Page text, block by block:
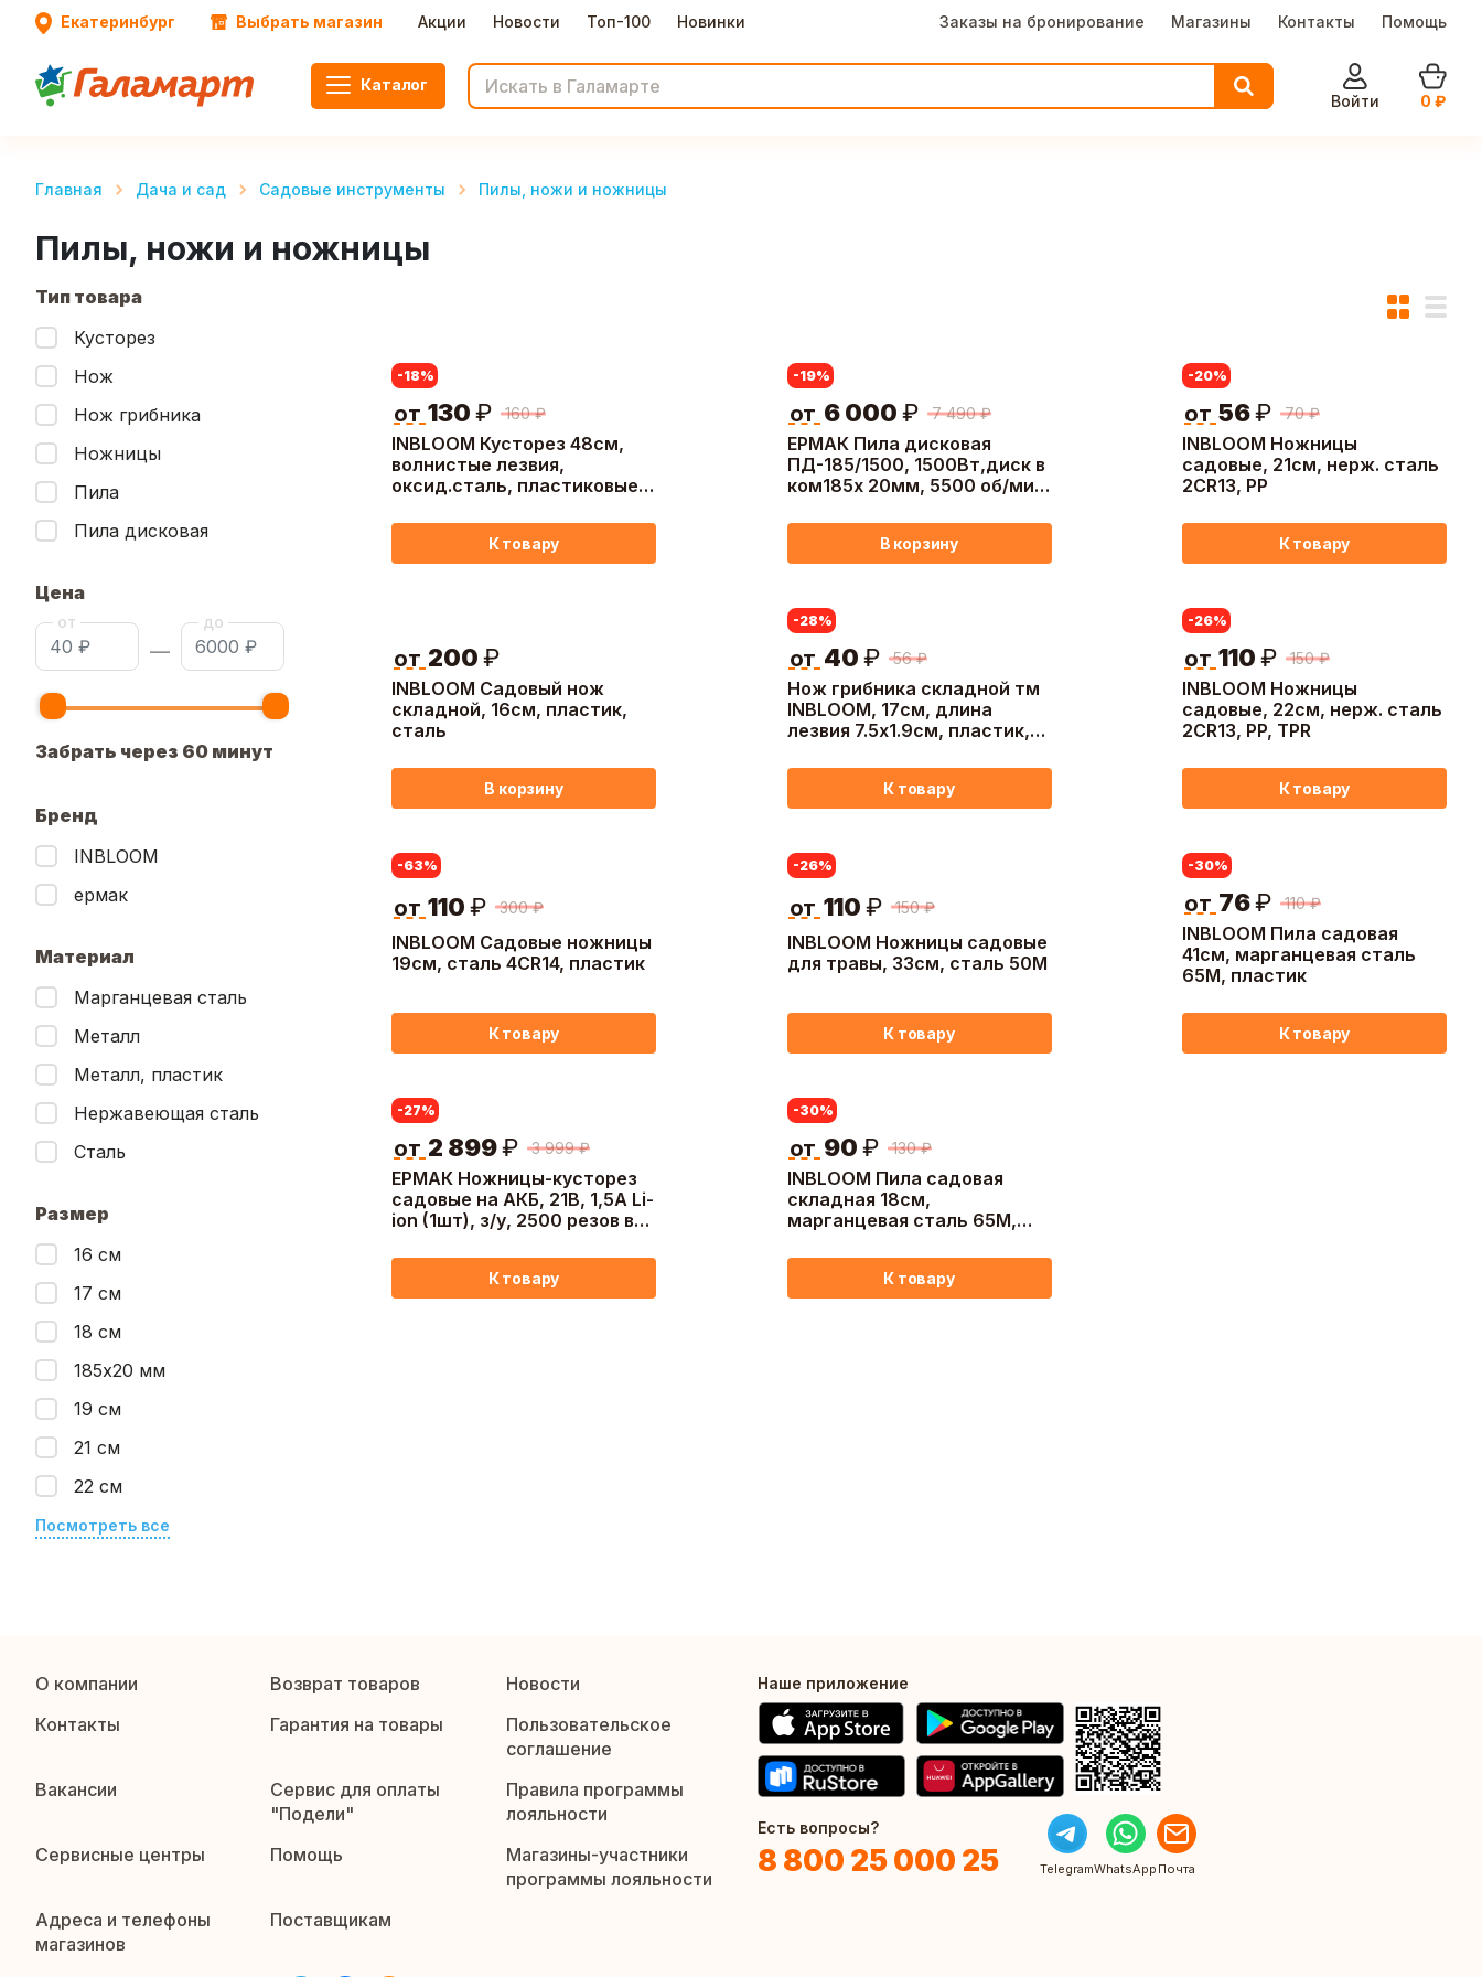
Екатеринбург Выбрать магазин Акции Новости Топ-100 Новинки Заказы на бронирование Магазины Контакты Помощь
Каталог
Войти
0 ₽
Главная Дача и сад Садовые инструменты Пилы, ножи и ножницы
Пилы, ножи и ножницы
Тип товара
Кусторез
Нож
Нож грибника
Ножницы
Пила
Пила дисковая
Цена
от
—
до
Забрать через 60 минут
Бренд
INBLOOM
ермак
Материал
Марганцевая сталь
Металл
Металл, пластик
Нержавеющая сталь
Сталь
Размер
16 см
17 см
18 см
185х20 мм
19 см
21 см
22 см
Посмотреть все
INBLOOM Кусторез 48см,
волнистые лезвия,
оксид.сталь, пластиковые
-18%
160 ₽
от 130 ₽
К товару
ЕРМАК Пила дисковая
ПД-185/1500, 1500Вт,диск в
ком185х 20мм, 5500 об/мин,
60мм
-19%
7 490 ₽
от 6 000₽
В корзину
INBLOOM Ножницы
садовые, 21см, нерж. сталь
2CR13, PP
-20%
70 ₽
от 56₽
К товару
INBLOOM Садовый нож
складной, 16см, пластик,
сталь
от 200 ₽
В корзину
Нож грибника складной тм
INBLOOM, 17см, длина
лезвия 7.5х1.9см, пластик,
-28%
56 ₽
от 40₽
К товару
INBLOOM Ножницы
садовые, 22см, нерж. сталь
2CR13, PP, TPR
-26%
150 ₽
от 110 ₽
К товару
INBLOOM Садовые ножницы
19см, сталь 4CR14, пластик
-63%
300 ₽
от 110 ₽
К товару
INBLOOM Ножницы садовые
для травы, 33см, сталь 50M
-26%
150 ₽
от 110₽
К товару
INBLOOM Пила садовая
41см, марганцевая сталь
65М, пластик
-30%
110 ₽
от 76₽
К товару
ЕРМАК Ножницы-кусторез
садовые на АКБ, 21В, 1,5А Li-
ion (1шт), з/у, 2500 резов в
-27%
3 999 ₽
от 2 899₽
К товару
INBLOOM Пила садовая
складная 18см,
марганцевая сталь 65М,
-30%
130 ₽
от 90₽
К товару
О компании Возврат товаров
Новости
Контакты
Гарантия на товары
Пользовательское
соглашение
Вакансии
Сервис для оплаты
"Подели"
Правила программы
лояльности
Сервисные центры
Помощь
Магазины-участники
программы лояльности
Адреса и телефоны
магазинов
Поставщикам
Наше приложение
Есть вопросы?
8 800 25 000 25 TelegramWhatsApp Почта